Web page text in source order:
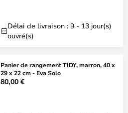
Délai de livraison : 9 - 13 jour(s)
ouvré(s)
Panier de rangement TIDY, marron, 40 x
29 x 22 cm - Eva Solo
80,00 €